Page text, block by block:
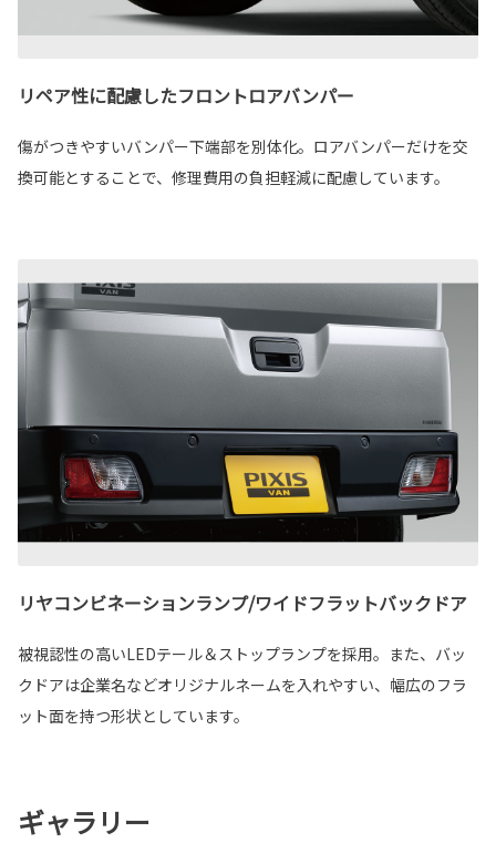
リペア性に配慮したフロントロアバンパー
傷がつきやすいバンパー下端部を別体化。ロアバンパーだけを交
換可能とすることで、修理費用の負担軽減に配慮しています。
リヤコンビネーションランプ/ワイドフラットバックドア
被視認性の高いLEDテール＆ストップランプを採用。また、バッ
クドアは企業名などオリジナルネームを入れやすい、幅広のフラ
ット面を持つ形状としています。
ギャラリー